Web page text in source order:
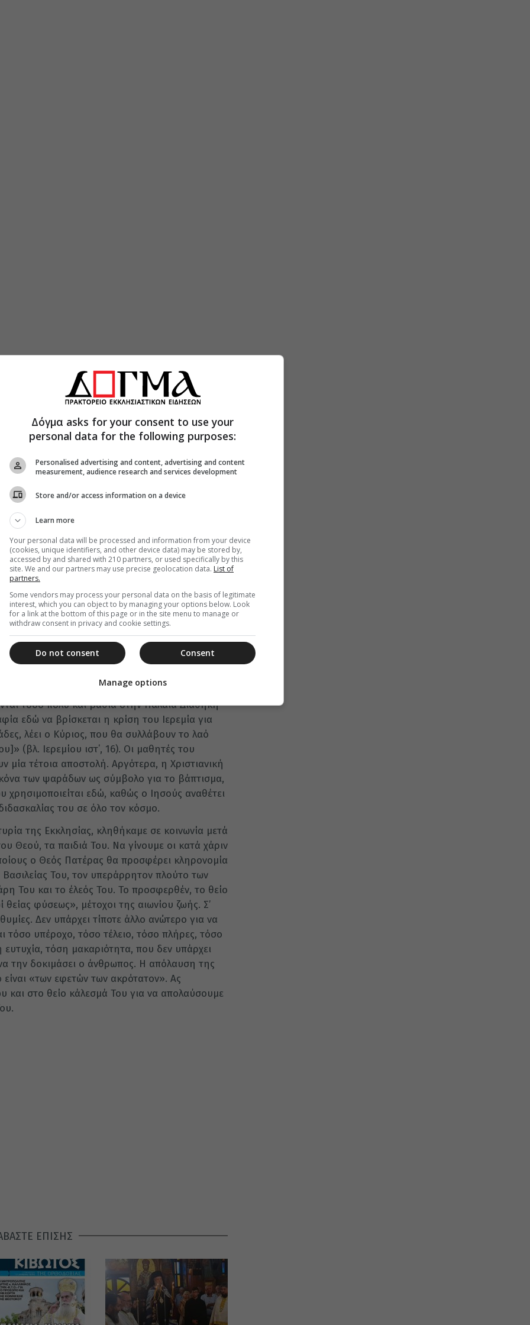
Του: «θα σας κάνω αλιείς ανθρώπων»
Παρόλη την αμφιλεγόμενη σημασία αυτής
αποστόλου Ανδρέα και του αποστόλου
προφανές ότι ο στόχος της κλήσης είναι
τους, δηλαδή το επάγγελμά τους,
ανώτερη αποστολή να καλέσουν τους
Χριστό.
του ψαρέματος, καθώς και ιστορίες για μία
κα΄, 4-14) είναι αναπόφευκτες στη πόλη
κυριότερη απασχόληση της τοπικής
ανθρώπους που ζούσαν στην περιοχή εκείνη.
παραβολή για τη Βασιλεία των Ουρανών που
συγκεντρώνονται και κρίνονται, τα
όπου θα κλαίνε και θα τρίζουν τα δόντια
συμβιβασμούς μήνυμα, παρόμοιο με την
(Ματθαίου γ΄, 10-12) είναι εσχατολογικό.
(Ματθαίου δ΄, 19) φέρει ένα μήνυμα
οι μαθητές του Κυρίου μας Ιησού Χριστού
που είναι πλέον έτοιμοι να δεχθούν την
η διδασκαλία του Κυρίου μας Ιησού
τόσο πολύ και βαθιά στην Παλαιά Διαθήκη
εδώ να βρίσκεται η κρίση του Ιερεμία για
λέει ο Κύριος, που θα συλλάβουν το λαό
(βλ. Ιερεμίου ιστ΄, 16). Οι μαθητές του
τέτοια αποστολή. Αργότερα, η Χριστιανική
των ψαράδων ως σύμβολο για το βάπτισμα,
χρησιμοποιείται εδώ, καθώς ο Ιησούς αναθέτει
του σε όλο τον κόσμο.
της Εκκλησίας, κληθήκαμε σε κοινωνία μετά
Θεού, τα παιδιά Του. Να γίνουμε οι κατά χάριν
ο Θεός Πατέρας θα προσφέρει κληρονομία
Του, τον υπεράρρητον πλούτο των
Του και το έλεός Του. Το προσφερθέν, το θείο
θείας φύσεως», μέτοχοι της αιωνίου ζωής. Σ’
Δεν υπάρχει τίποτε άλλο ανώτερο για να
τόσο υπέροχο, τόσο τέλειο, τόσο πλήρες, τόσο
τόση μακαριότητα, που δεν υπάρχει
την δοκιμάσει ο άνθρωπος. Η απόλαυση της
«των εφετών των ακρότατον». Ας
και στο θείο κάλεσμά Του για να απολαύσουμε
ΕΠΙΣΗΣ
Δόγμα asks for your consent to use your
personal data for the following purposes:
Personalised advertising and content, advertising and content
measurement, audience research and services development
Store and/or access information on a device
Learn more
Your personal data will be processed and information from your device
(cookies, unique identifiers, and other device data) may be stored by,
accessed by and shared with 210 partners, or used specifically by this
site. We and our partners may use precise geolocation data. List of
partners.
Some vendors may process your personal data on the basis of legitimate
interest, which you can object to by managing your options below. Look
for a link at the bottom of this page or in the site menu to manage or
withdraw consent in privacy and cookie settings.
Consent
Do not consent
Manage options